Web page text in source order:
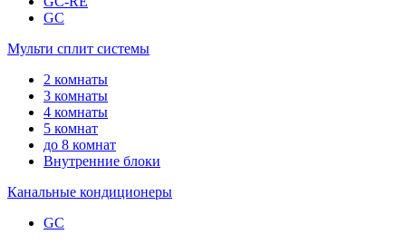
GC
Мульти сплит системы
2 комнаты
3 комнаты
4 комнаты
5 комнат
до 8 комнат
Внутренние блоки
Канальные кондиционеры
GC